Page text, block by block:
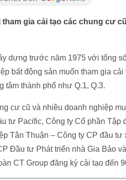
gia cải tạo các chung cư
dựng trước năm 1975 với tổng
bất động sản muốn tham gia
tâm thành phố như Q.1, Q.3.
cư cũ và nhiều doanh nghiệp
tư Pacific, Công ty Cổ phần Tập
Tân Thuận – Công ty CP đầu
Đầu tư Phát triển nhà Gia Bảo
CT Group đăng ký cải tạo đến